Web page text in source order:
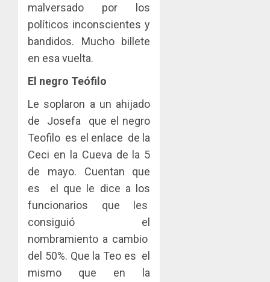
malversado por los
políticos inconscientes y
bandidos. Mucho billete
en esa vuelta.
El negro Teófilo
Le soplaron a un ahijado
de Josefa que el negro
Teofilo es el enlace de la
Ceci en la Cueva de la 5
de mayo. Cuentan que
es el que le dice a los
funcionarios que les
consiguió el
nombramiento a cambio
del 50%. Que la Teo es el
mismo que en la